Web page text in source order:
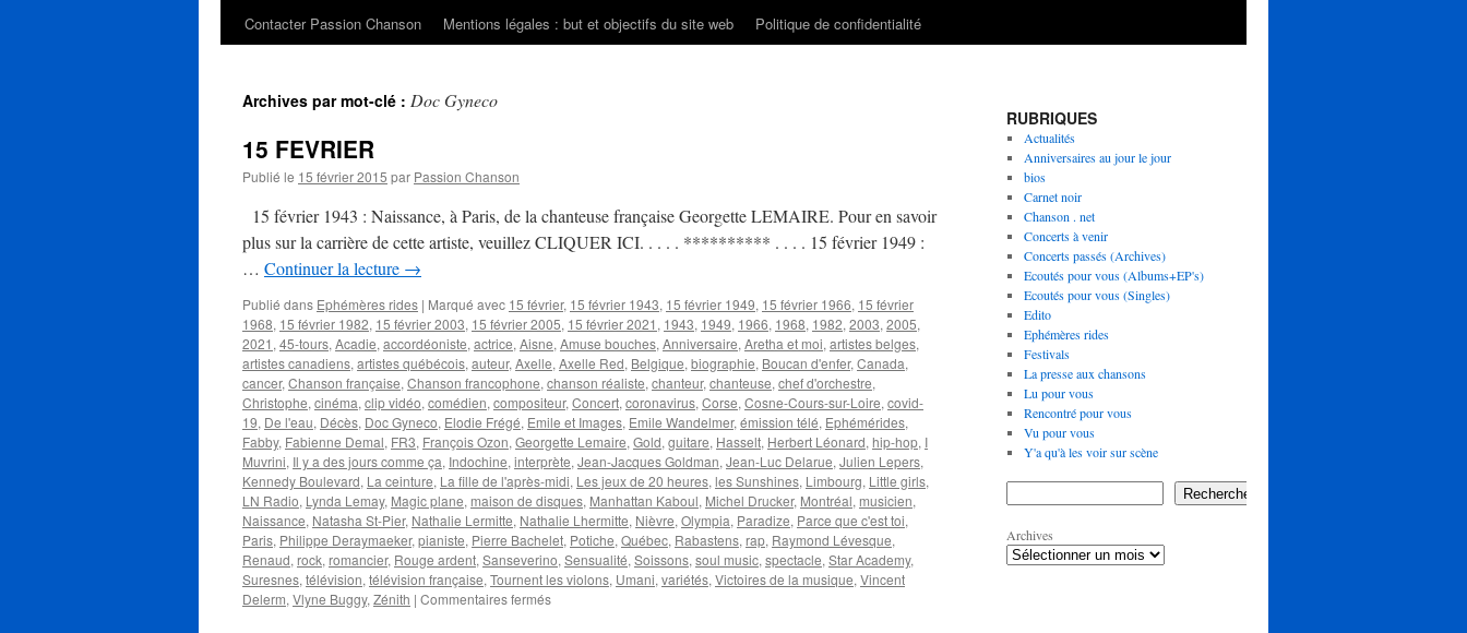
Contacter Passion Chanson
Mentions légales : but et objectifs du site web Politique de confidentialité
Archives par mot-clé : Doc Gyneco
15 FEVRIER
Publié le 15 février 2015 par Passion Chanson
15 février 1943 : Naissance, à Paris, de la chanteuse française Georgette LEMAIRE. Pour en savoir
plus sur la carrière de cette artiste, veuillez CLIQUER ICI. . . . . ********** . . . . 15 février 1949 :
… Continuer la lecture →
Publié dans Ephémères rides | Marqué avec 15 février, 15 février 1943, 15 février 1949, 15 février 1966, 15 février
1968, 15 février 1982, 15 février 2003, 15 février 2005, 15 février 2021 , 1943, 1949, 1966, 1968, 1982, 2003, 2005,
2021 , 45-tours, Acadie, accordéoniste, actrice, Aisne, Amuse bouches, Anniversaire, Aretha et moi, artistes belges,
artistes canadiens, artistes québécois, auteur, Axelle, Axelle Red, Belgique, biographie, Boucan d'enfer, Canada,
cancer, Chanson française, Chanson francophone, chanson réaliste, chanteur, chanteuse, chef d'orchestre,
Christophe, cinéma, clip vidéo, comédien, compositeur, Concert, coronavirus, Corse, Cosne-Cours-sur-Loire, covid-
19, De l'eau, Décès, Doc Gyneco, Elodie Frégé, Emile et Images, Emile Wandelmer, émission télé, Ephémérides,
Fabby, Fabienne Demal, FR3, François Ozon, Georgette Lemaire, Gold, guitare, Hasselt, Herbert Léonard, hip-hop, I
Muvrini, Il y a des jours comme ça, Indochine, interprète, Jean-Jacques Goldman, Jean-Luc Delarue, Julien Lepers,
Kennedy Boulevard, La ceinture, La fille de l'après-midi, Les jeux de 20 heures, les Sunshines, Limbourg, Little girls,
LN Radio, Lynda Lemay, Magic plane, maison de disques, Manhattan Kaboul, Michel Drucker, Montréal, musicien,
Naissance, Natasha St-Pier, Nathalie Lermitte, Nathalie Lhermitte, Nièvre, Olympia, Paradize, Parce que c'est toi,
Paris, Philippe Deraymaeker, pianiste, Pierre Bachelet, Potiche, Québec, Rabastens, rap, Raymond Lévesque,
Renaud, rock, romancier, Rouge ardent, Sanseverino, Sensualité, Soissons, soul music, spectacle, Star Academy,
Suresnes, télévision, télévision française, Tournent les violons, Umani, variétés, Victoires de la musique, Vincent
Delerm, Vlyne Buggy, Zénith | Commentaires ferméssur
RUBRIQUES
Actualités
Anniversaires au jour le jour
bios
Carnet noir
Chanson . net
Concerts à venir
Concerts passés (Archives)
Ecoutés pour vous (Albums+EP's)
Ecoutés pour vous (Singles)
Edito
Ephémères rides
Festivals
La presse aux chansons
Lu pour vous
Rencontré pour vous
Vu pour vous
Y'a qu'à les voir sur scène
Rechercher
Archives